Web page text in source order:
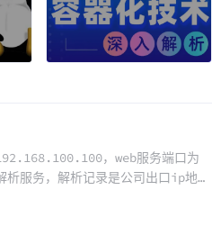
，web服务端口为
析服务，解析记录是公司出口ip地址